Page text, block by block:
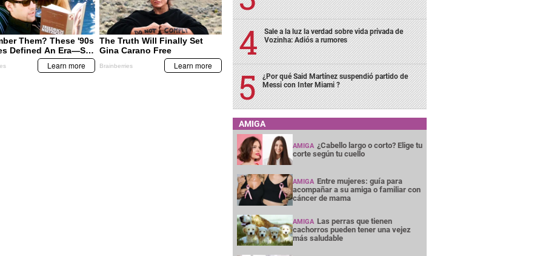
Sale a la luz la verdad sobre vida privada de
Vozinha: Adiós a rumores
¿Por qué Said Martínez suspendió partido de
Messi con Inter Miami ?
AMIGA
AMIGA ¿Cabello largo o corto? Elige tu
corte según tu cuello
AMIGA Entre mujeres: guía para
acompañar a su amiga o familiar con
cáncer de mama
AMIGA Las perras que tienen
cachorros pueden tener una vejez
más saludable